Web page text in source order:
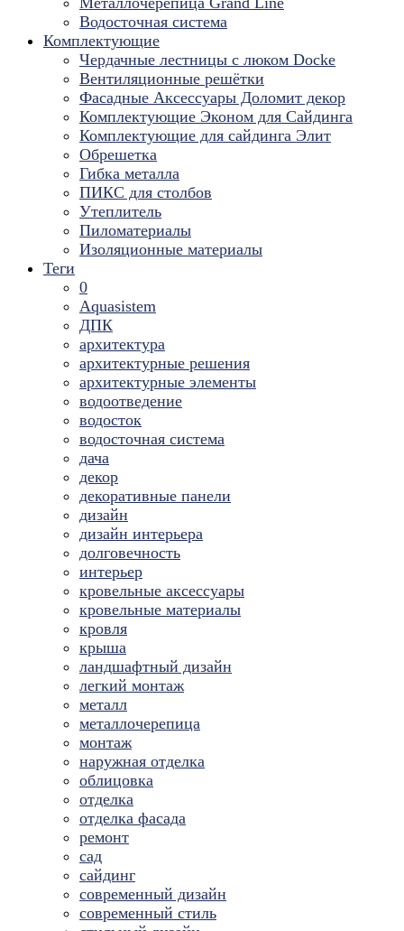
Водосточная система
Комплектующие
Чердачные лестницы с люком Docke
Вентиляционные решётки
Фасадные Аксессуары Доломит декор
Комплектующие Эконом для Сайдинга
Комплектующие для cайдинга Элит
Обрешетка
Гибка металла
ПИКС для столбов
Утеплитель
Пиломатериалы
Изоляционные материалы
Теги
0
Aquasistem
ДПК
архитектура
архитектурные решения
архитектурные элементы
водоотведение
водосток
водосточная система
дача
декор
декоративные панели
дизайн
дизайн интерьера
долговечность
интерьер
кровельные аксессуары
кровельные материалы
кровля
крыша
ландшафтный дизайн
легкий монтаж
металл
металлочерепица
монтаж
наружная отделка
облицовка
отделка
отделка фасада
ремонт
сад
сайдинг
современный дизайн
современный стиль